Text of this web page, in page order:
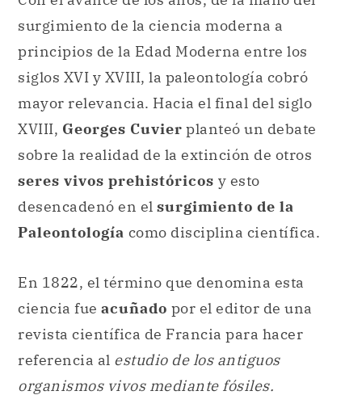
surgimiento de la ciencia moderna a
principios de la Edad Moderna entre los
siglos XVI y XVIII, la paleontología cobró
mayor relevancia. Hacia el final del siglo
XVIII, Georges Cuvier planteó un debate
sobre la realidad de la extinción de otros
seres vivos prehistóricos y esto
desencadenó en el surgimiento de la
Paleontología como disciplina científica.
En 1822, el término que denomina esta
ciencia fue acuñado por el editor de una
revista científica de Francia para hacer
referencia al estudio de los antiguos
organismos vivos mediante fósiles.